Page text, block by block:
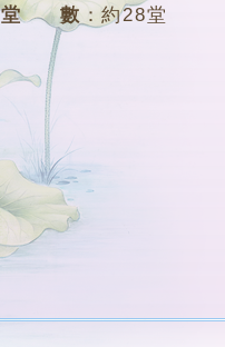
堂 數 ：約28堂